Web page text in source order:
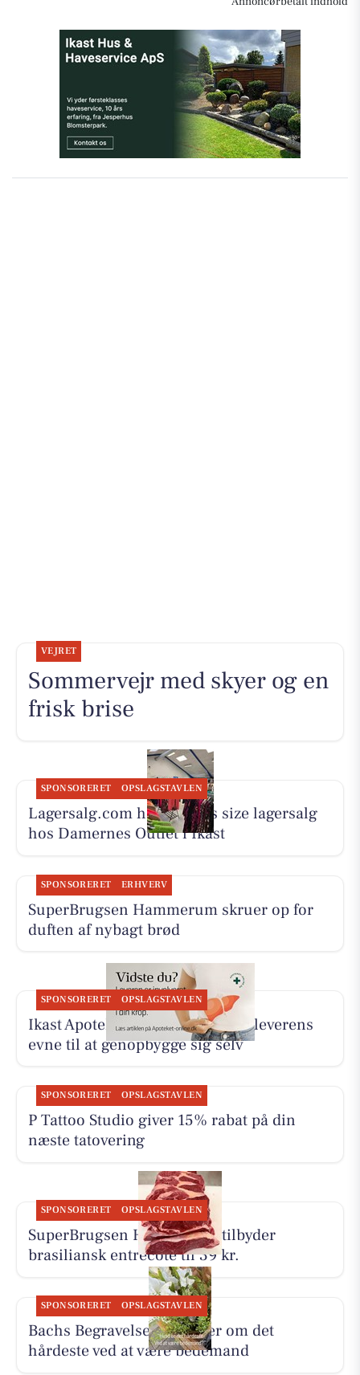
VEJRET
Sommervejr med skyer og en
frisk brise
SPONSORERET OPSLAGSTAVLEN
Lagersalg.com holder plus size lagersalg
hos Damernes Outlet i Ikast
SPONSORERET ERHVERV
SuperBrugsen Hammerum skruer op for
duften af nybagt brød
SPONSORERET OPSLAGSTAVLEN
Ikast Apotek deler interview om leverens
evne til at genopbygge sig selv
SPONSORERET OPSLAGSTAVLEN
P Tattoo Studio giver 15% rabat på din
næste tatovering
SPONSORERET OPSLAGSTAVLEN
SuperBrugsen Hammerum tilbyder
brasiliansk entrecôte til 39 kr.
SPONSORERET OPSLAGSTAVLEN
Bachs Begravelser fortæller om det
hårdeste ved at være bedemand